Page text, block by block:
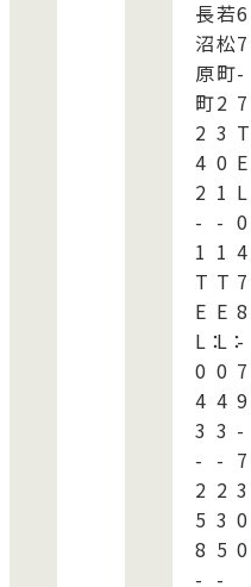
長
沼
原
町
2
4
2
-
1
T
E
L：
0
4
3
-
2
5
8
-
若
松
町
2
3
0
1
-
1
T
E
L：
0
4
3
-
2
3
5
-
6
7
-
7
T
E
0
4
7
8
-
7
9
-
7
3
0
0